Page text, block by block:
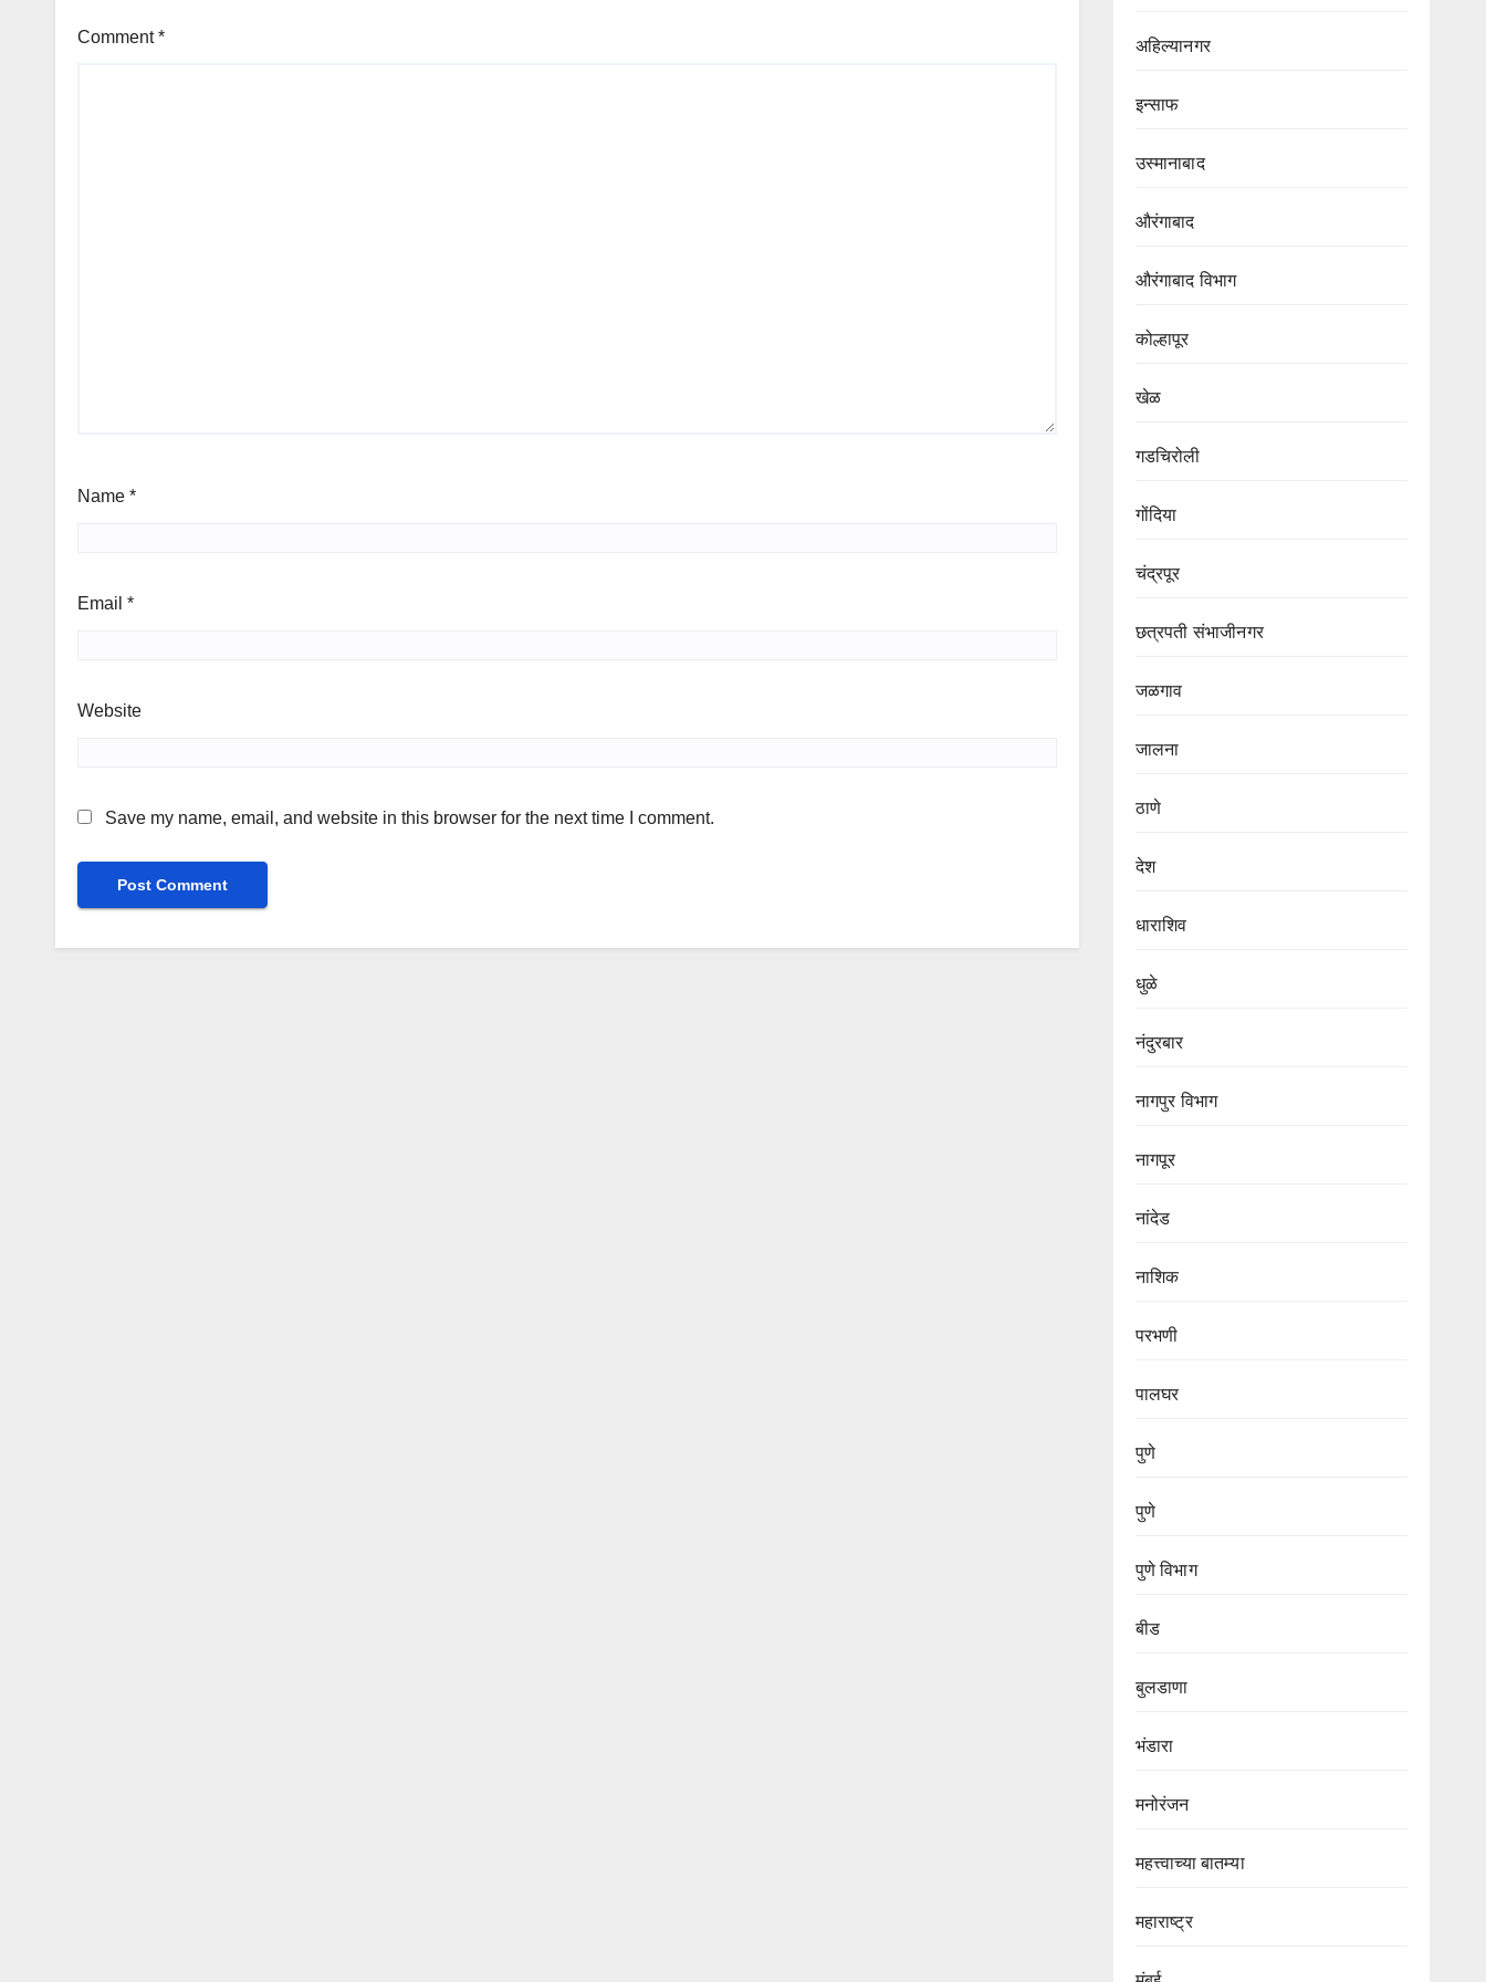
Comment*
Name *
Email *
Website
Save my name, email, and website in this browser for the next time I comment.
अहिल्यानगर
इन्साफ
उस्मानाबाद
औरंगाबाद
औरंगाबाद विभाग‌
कोल्हापूर
खेळ
गडचिरोली
गोंदिया
चंद्रपूर
छत्रपती संभाजीनगर
जळगाव
जालना
ठाणे
देश
धाराशिव
धुळे
नंदुरबार
नागपुर‌ विभाग‌
नागपूर
नांदेड
नाशिक
परभणी
पालघर
पुणे
पुणे
पुणे विभाग‌
बीड
बुलडाणा
भंडारा
मनोरंजन
महत्त्वाच्या बातम्या
महाराष्ट्र